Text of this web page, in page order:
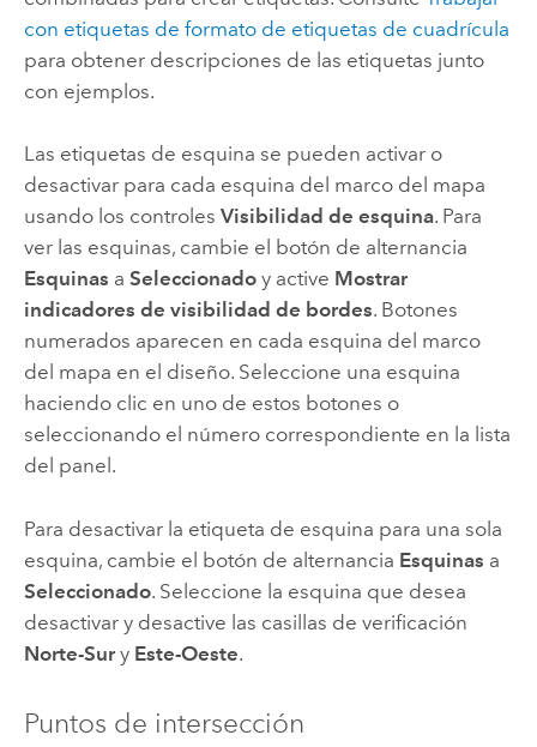
con etiquetas de formato de etiquetas de cuadrícula
para obtener descripciones de las etiquetas junto
con ejemplos.
Las etiquetas de esquina se pueden activar o
desactivar para cada esquina del marco del mapa
usando los controles Visibilidad de esquina. Para
ver las esquinas, cambie el botón de alternancia
Esquinas a Seleccionadoy active Mostrar
indicadores de visibilidad de bordes. Botones
numerados aparecen en cada esquina del marco
del mapa en el diseño. Seleccione una esquina
haciendo clic en uno de estos botones o
seleccionando el número correspondiente en la lista
del panel.
Para desactivar la etiqueta de esquina para una sola
esquina, cambie el botón de alternancia Esquinas a
Seleccionado. Seleccione la esquina que desea
desactivar y desactive las casillas de verificación
Norte-Sury Este-Oeste.
Puntos de intersección